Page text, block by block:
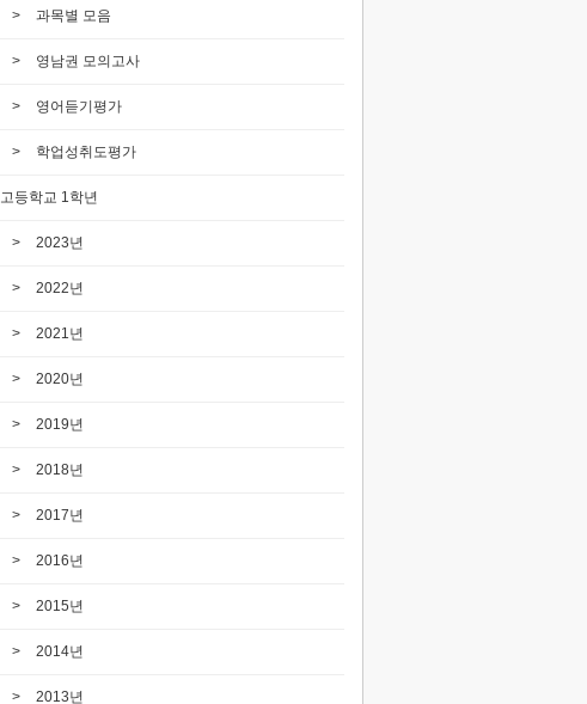
과목별 모음
영남권 모의고사
영어듣기평가
학업성취도평가
고등학교 1학년
2023년
2022년
2021년
2020년
2019년
2018년
2017년
2016년
2015년
2014년
2013년